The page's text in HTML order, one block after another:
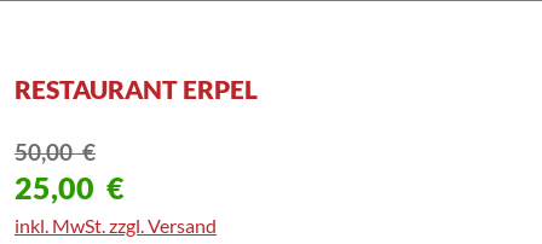
RESTAURANT ERPEL
50,00€
25,00 €
inkl. MwSt. zzgl. Versand